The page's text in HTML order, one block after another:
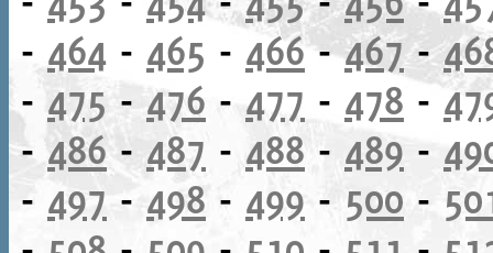
- 464 - 465 - 466-467-
- 475 -476 - 477 - 478 -
-486- 487 - 488- 489 -
- 497 - 498 - 499 - 500 -